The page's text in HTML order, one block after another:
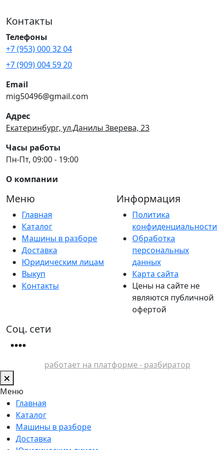
Контакты
Телефоны
+7 (953) 000 32 04
+7 (909) 004 59 20
Email
mig50496@gmail.com
Адрес
Екатеринбург, ул.Данилы Зверева, 23
Часы работы
Пн-Пт, 09:00 - 19:00
О компании
Меню
Главная
Каталог
Машины в разборе
Доставка
Юридическим лицам
Выкуп
Контакты
Информация
Политика
конфиденциальности
Обработка
персональных
данных
Карта сайта
Цены на сайте не
являются публичной
офертой
Соц. сети
работает на платформе - разбиратор
Меню
Главная
Каталог
Машины в разборе
Доставка